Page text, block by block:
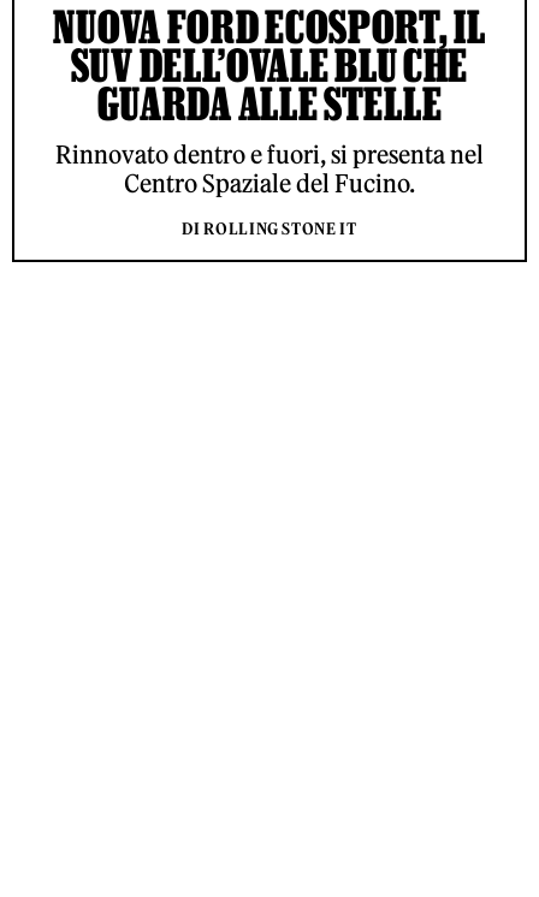
NUOVA FORD ECOSPORT, IL
SUV DELL’OVALE BLU CHE
GUARDA ALLE STELLE
Rinnovato dentro e fuori, si presenta nel
Centro Spaziale del Fucino.
DI ROLLING STONE IT